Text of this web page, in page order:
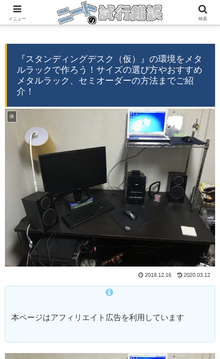
『自分の経験』→『誰かの役に立つ情報』
『スタンディングデスク（仮）』の環境をメタ
ルラックで作ろう！サイズの選び方やおすすめ
メタルラック、セミオーダーの方法までご紹
介！
体
2018.12.16 2020.03.12
本ページはアフィリエイト広告を利用しています
メニュー 検索